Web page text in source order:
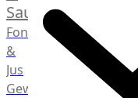
Saucen
Fonds
&
Jus
Gewürze